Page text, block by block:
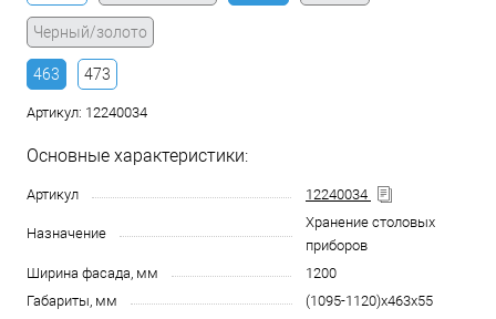
Черный/золото
463 473
Артикул: 12240034
Основные характеристики:
Артикул 12240034
Назначение
Хранение столовых
приборов
Ширина фасада, мм
1200
Габариты, мм
(1095-1120)x463x55